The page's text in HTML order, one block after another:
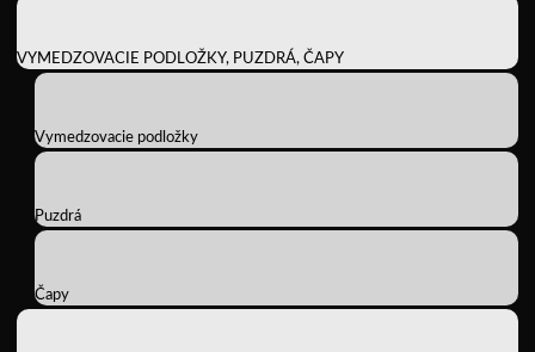
VYMEDZOVACIE PODLOŽKY, PUZDRÁ, ČAPY
Vymedzovacie podložky
Puzdrá
Čapy